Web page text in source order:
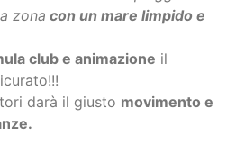
zona con un mare limpido e
club e animazione il
darà il giusto movimento e